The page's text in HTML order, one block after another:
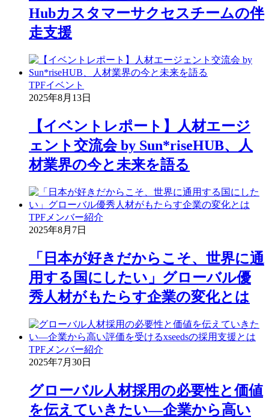
Hubカスタマーサクセスチームの伴
走支援
TPFイベント
2025年8月13日
【イベントレポート】人材エージ
ェント交流会 by Sun*riseHUB、人
材業界の今と未来を語る
TPF メンバー紹介
2025年8月7日
「日本が好きだからこそ、世界に通
用する国にしたい」グローバル優
秀人材がもたらす企業の変化とは
TPF メンバー紹介
2025年7月30日
グローバル人材採用の必要性と価値
を伝えていきたい―企業から高い